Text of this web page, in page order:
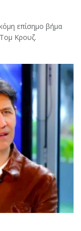
επίσημο βήμα
Κρουζ.